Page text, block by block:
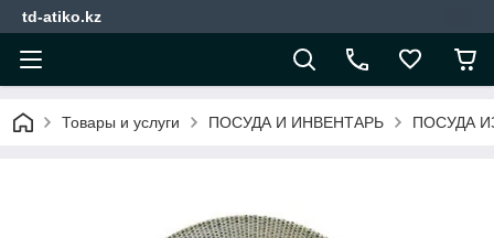
td-atiko.kz
Товары и услуги ПОСУДА И ИНВЕНТАРЬ ПОСУДА